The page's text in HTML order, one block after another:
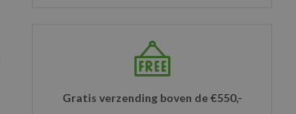
Gratis verzending boven de €550,-